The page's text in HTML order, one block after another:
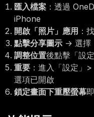
匯入檔案 ：透過
iPhone
開啟「照片」應用 ：
點擊分享圖示 → 選擇
調整位置後點擊「設定
重要 ：進入「設定」
選項已開啟
鎖定畫面下重壓螢幕